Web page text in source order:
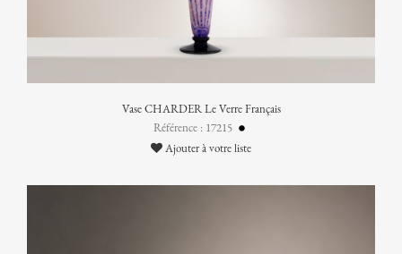
Vase CHARDER Le Verre Français
Référence : 17215
Ajouter à votre liste